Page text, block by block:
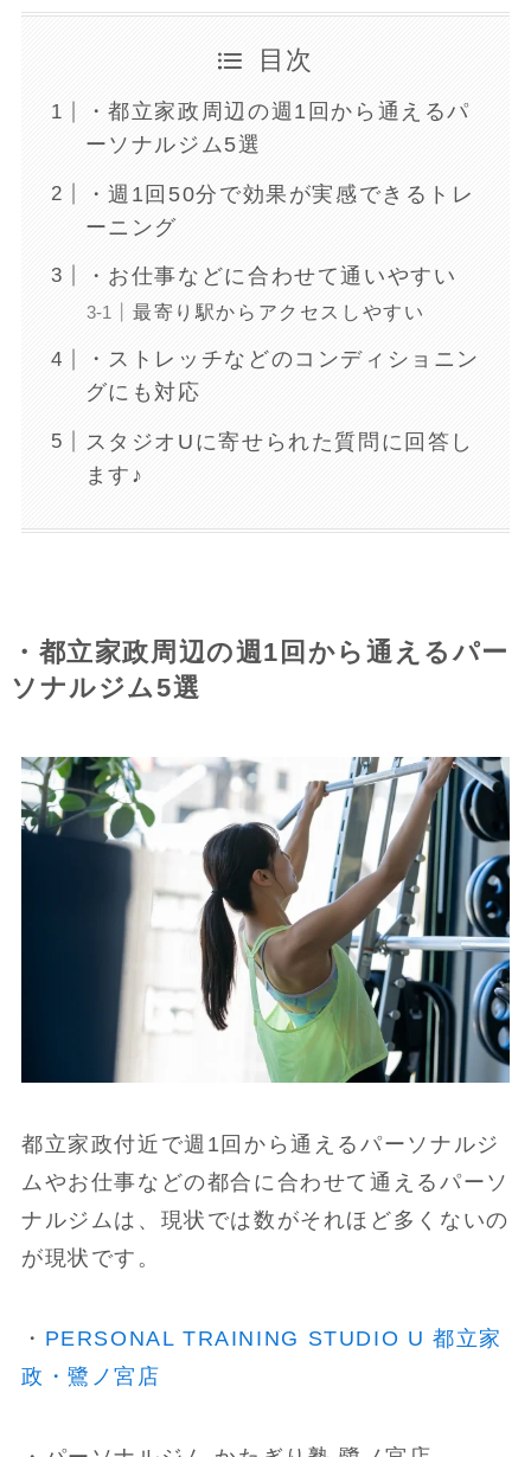
目次
・都立家政周辺の週1回から通えるパ
ーソナルジム5選
・週1回50分で効果が実感できるトレ
ーニング
・お仕事などに合わせて通いやすい
最寄り駅からアクセスしやすい
・ストレッチなどのコンディショニン
グにも対応
スタジオUに寄せられた質問に回答し
ます♪
・都立家政周辺の週1回から通えるパー
ソナルジム5選
都立家政付近で週1回から通えるパーソナルジ
ムやお仕事などの都合に合わせて通えるパーソ
ナルジムは、現状では数がそれほど多くないの
が現状です。
・ PERSONAL TRAINING STUDIO U 都立家
政・鷺ノ宮店